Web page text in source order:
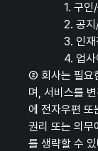
1. 구인
2. 공지
3. 인재
4. 업
② 회사는 필요
며, 서비스를
에 전자우편 또
권리 또는 의무
를 생략할 수